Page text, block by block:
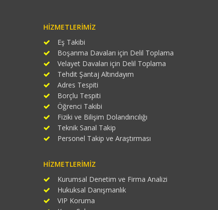
HIZMETLERIMIZ
Eş Takibi
Boşanma Davaları için Delil Toplama
Velayet Davaları için Delil Toplama
Tehdit Şantaj Altındayım
Adres Tespiti
Borçlu Tespiti
Öğrenci Takibi
Fiziki ve Bilişim Dolandırıcılığı
Teknik Sanal Takip
Personel Takip ve Araştırması
HIZMETLERIMIZ
Kurumsal Denetim ve Firma Analizi
Hukuksal Danışmanlık
VIP Koruma